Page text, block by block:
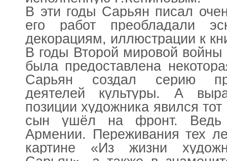
В эти годы Сарьян писал
его работ преобладали
декорациям, иллюстрации к
В годы Второй мировой войны
была предоставлена
Сарьян создал серию
деятелей культуры. А
позиции художника явился
сын ушёл на фронт. Ведь
Армении. Переживания тех
картине «Из жизни